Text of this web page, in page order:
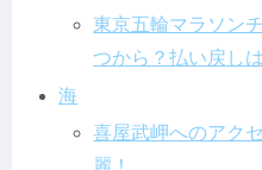
東京五輪マラソン
つから？払い戻し
海
喜屋武岬へのアク
麗！